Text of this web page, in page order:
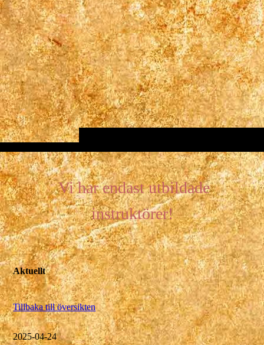
Vi har endast utbildade
instruktörer!
Aktuellt
Tillbaka till översikten
2025-04-24